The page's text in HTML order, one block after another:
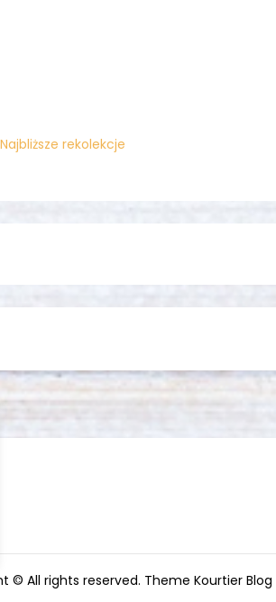
Najbliższe rekolekcje
© All rights reserved. Theme Kourtier Blog